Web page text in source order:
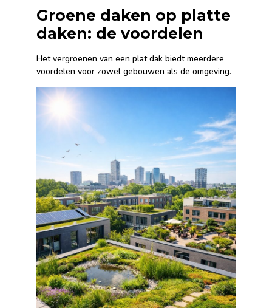
Groene daken op platte
daken: de voordelen
Het vergroenen van een plat dak biedt meerdere
voordelen voor zowel gebouwen als de omgeving.